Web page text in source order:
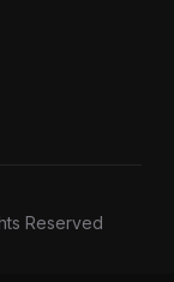
Reserved